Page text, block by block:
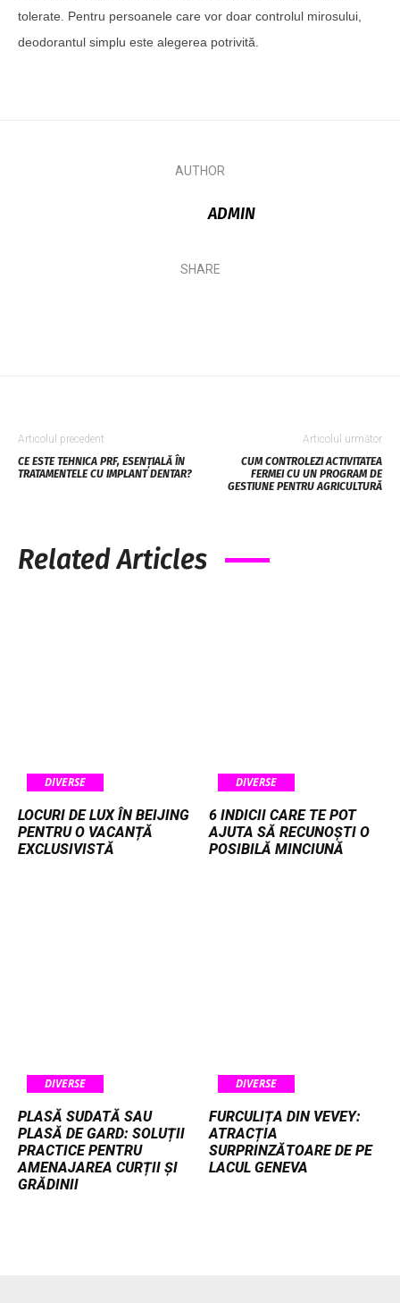
tolerate. Pentru persoanele care vor doar controlul mirosului,
deodorantul simplu este alegerea potrivită.
AUTHOR
ADMIN
SHARE
Articolul precedent
CE ESTE TEHNICA PRF, ESENȚIALĂ ÎN
TRATAMENTELE CU IMPLANT DENTAR?
Articolul următor
CUM CONTROLEZI ACTIVITATEA
FERMEI CU UN PROGRAM DE
GESTIUNE PENTRU AGRICULTURĂ
Related Articles
DIVERSE
LOCURI DE LUX ÎN BEIJING
PENTRU O VACANȚĂ
EXCLUSIVISTĂ
DIVERSE
6 INDICII CARE TE POT
AJUTA SĂ RECUNOȘTI O
POSIBILĂ MINCIUNĂ
DIVERSE
PLASĂ SUDATĂ SAU
PLASĂ DE GARD: SOLUȚII
PRACTICE PENTRU
AMENAJAREA CURȚII ȘI
GRĂDINII
DIVERSE
FURCULIȚA DIN VEVEY:
ATRACȚIA
SURPRINZĂTOARE DE PE
LACUL GENEVA